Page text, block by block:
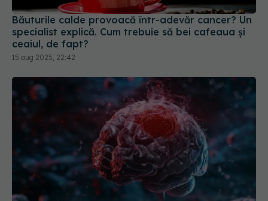
Băuturile calde provoacă într-adevăr cancer? Un
specialist explică. Cum trebuie să bei cafeaua și
ceaiul, de fapt?
15 aug 2025, 22:42